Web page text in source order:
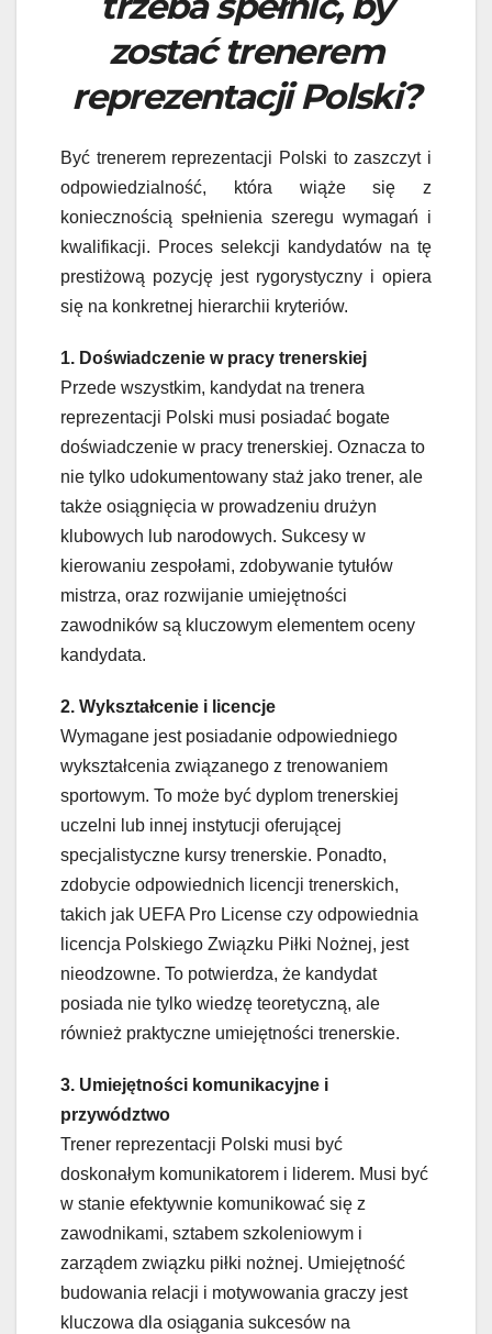
zostać trenerem
reprezentacji Polski?
Być trenerem reprezentacji Polski to zaszczyt i
odpowiedzialność, która wiąże się z
koniecznością spełnienia szeregu wymagań i
kwalifikacji. Proces selekcji kandydatów na tę
prestiżową pozycję jest rygorystyczny i opiera
się na konkretnej hierarchii kryteriów.
1. Doświadczenie w pracy trenerskiej
Przede wszystkim, kandydat na trenera
reprezentacji Polski musi posiadać bogate
doświadczenie w pracy trenerskiej. Oznacza to
nie tylko udokumentowany staż jako trener, ale
także osiągnięcia w prowadzeniu drużyn
klubowych lub narodowych. Sukcesy w
kierowaniu zespołami, zdobywanie tytułów
mistrza, oraz rozwijanie umiejętności
zawodników są kluczowym elementem oceny
kandydata.
2. Wykształcenie i licencje
Wymagane jest posiadanie odpowiedniego
wykształcenia związanego z trenowaniem
sportowym. To może być dyplom trenerskiej
uczelni lub innej instytucji oferującej
specjalistyczne kursy trenerskie. Ponadto,
zdobycie odpowiednich licencji trenerskich,
takich jak UEFA Pro License czy odpowiednia
licencja Polskiego Związku Piłki Nożnej, jest
nieodzowne. To potwierdza, że kandydat
posiada nie tylko wiedzę teoretyczną, ale
również praktyczne umiejętności trenerskie.
3. Umiejętności komunikacyjne i
przywództwo
Trener reprezentacji Polski musi być
doskonałym komunikatorem i liderem. Musi być
w stanie efektywnie komunikować się z
zawodnikami, sztabem szkoleniowym i
zarządem związku piłki nożnej. Umiejętność
budowania relacji i motywowania graczy jest
kluczowa dla osiągania sukcesów na